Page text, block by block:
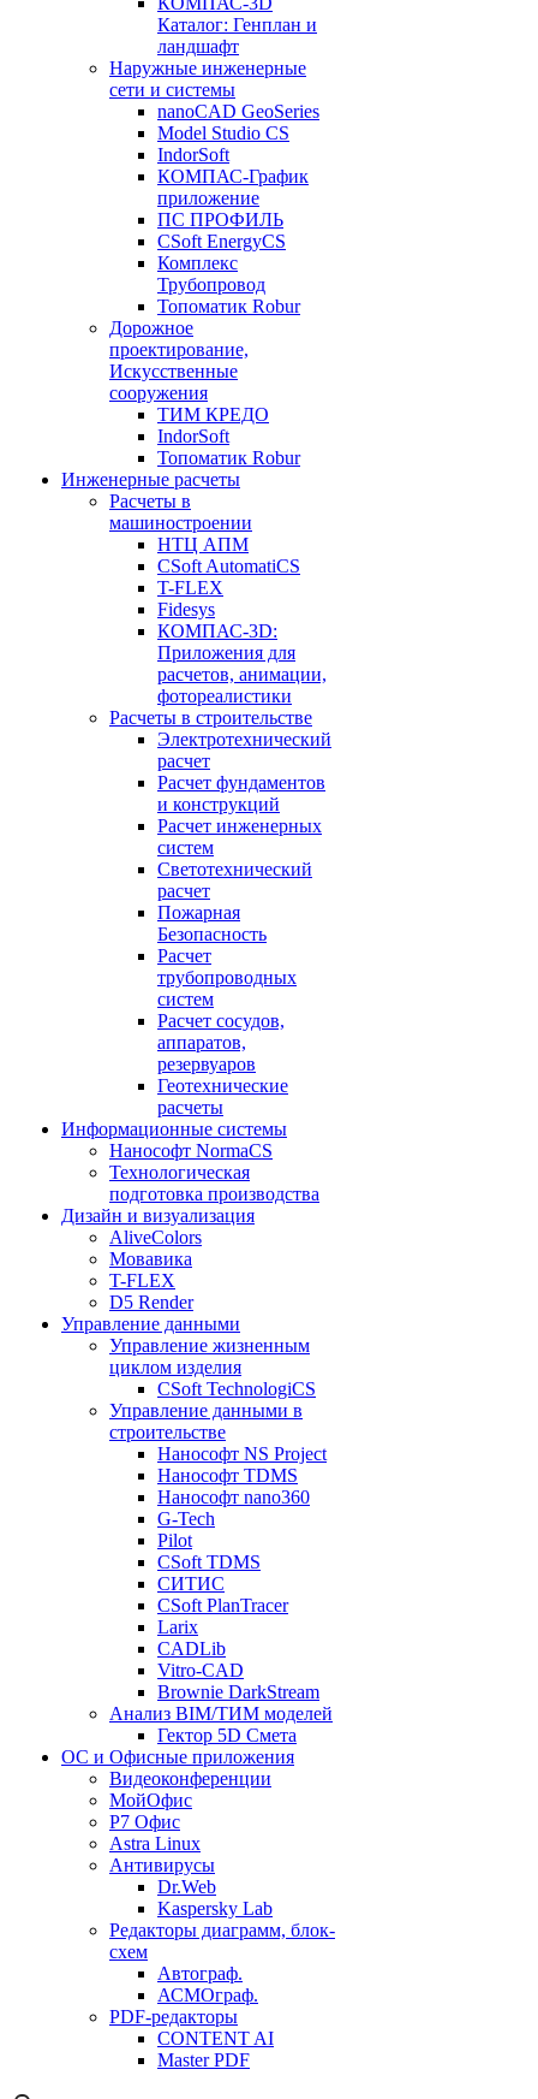
Каталог: Генплан и
ландшафт
Наружные инженерные
сети и системы
nanoCAD GeoSeries
Model Studio CS
IndorSoft
КОМПАС-График
приложение
ПС ПРОФИЛЬ
CSoft EnergyCS
Комплекс
Трубопровод
Топоматик Robur
Дорожное
проектирование,
Искусственные
сооружения
ТИМ КРЕДО
IndorSoft
Топоматик Robur
Инженерные расчеты
Расчеты в
машиностроении
НТЦ АПМ
CSoft AutomatiCS
T-FLEX
Fidesys
КОМПАС-3D:
Приложения для
расчетов, анимации,
фотореалистики
Расчеты в строительстве
Электротехнический
расчет
Расчет фундаментов
и конструкций
Расчет инженерных
систем
Светотехнический
расчет
Пожарная
Безопасность
Расчет
трубопроводных
систем
Расчет сосудов,
аппаратов,
резервуаров
Геотехнические
расчеты
Информационные системы
Нанософт NormaCS
Технологическая
подготовка производства
Дизайн и визуализация
AliveColors
Мовавика
T-FLEX
D5 Render
Управление данными
Управление жизненным
циклом изделия
CSoft TechnologiCS
Управление данными в
строительстве
Нанософт NS Project
Нанософт TDMS
Нанософт nano360
G-Tech
Pilot
CSoft TDMS
СИТИС
CSoft PlanTracer
Larix
CADLib
Vitro-CAD
Brownie DarkStream
Анализ BIM/ТИМ моделей
Гектор 5D Смета
ОС и Офисные приложения
Видеоконференции
МойОфис
P7 Офис
Astra Linux
Антивирусы
Dr.Web
Kaspersky Lab
Редакторы диаграмм, блок-
схем
Автограф.
АСМОграф.
PDF-редакторы
CONTENT AI
Master PDF